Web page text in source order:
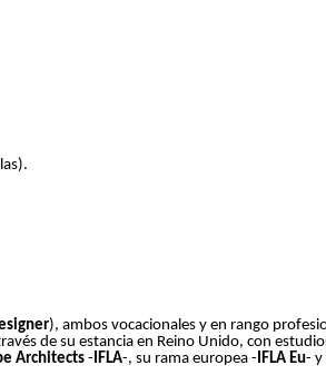
), ambos vocacionales y en rango
de su estancia en Reino Unido, con
Architects- IFLA-, su rama europea - IFLA Eu- y